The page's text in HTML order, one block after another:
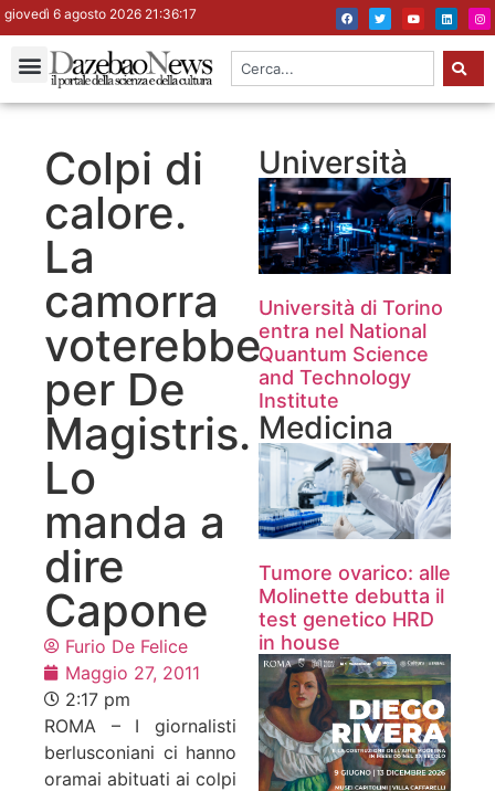
giovedì 6 agosto 2026 21:36:18
Colpi di
calore.
La
camorra
voterebbe
per De
Magistris.
Lo
manda a
dire
Capone
Furio De Felice
Maggio 27, 2011
2:17 pm
ROMA – I giornalisti
berlusconiani ci hanno
oramai abituati ai colpi
Università
Università di Torino
entra nel National
Quantum Science
and Technology
Institute
Medicina
Tumore ovarico: alle
Molinette debutta il
test genetico HRD
in house